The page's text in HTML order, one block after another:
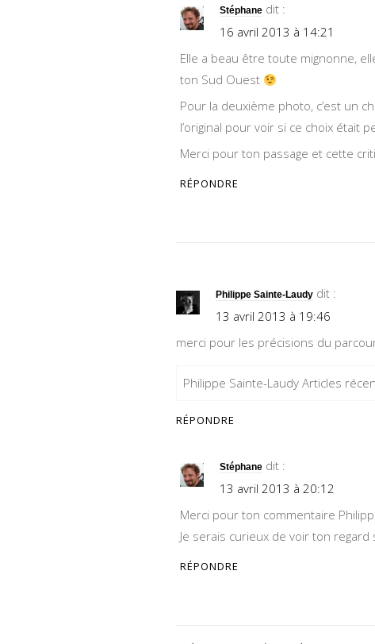
Stéphane dit :
16 avril 2013 à 14:21
Elle a beau être toute mignonne,
ton Sud Ouest
Pour la deuxième photo, c’est un
l’original pour voir si ce choix était
Merci pour ton passage et cette
RÉPONDRE
Philippe Sainte-Laudy dit :
13 avril 2013 à 19:46
merci pour les précisions du
Philippe Sainte-Laudy Articles
RÉPONDRE
Stéphane dit :
13 avril 2013 à 20:12
Merci pour ton commentaire
Je serais curieux de voir ton
RÉPONDRE